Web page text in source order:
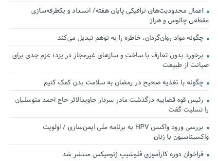
اعمال محدودیت‌های ترافیکی پایان هفته/ انسداد و یکطرفه‌سازی
مقطعی چالوس و هراز
چگونه مواد روان‌گردان، خاطره را به توهم تبدیل می‌کند
برخورد بدون تعارف با ساخت‌ و سازهای غیرمجاز در یزد؛ عزم جدی برای
صیانت از طبیعت
چگونه با تغذیه صحیح در رمضان به سلامت بدن کمک کنیم
رئیس قوه قضاییه درگذشت مادر سردار جاویدالاثر حاج احمد متوسلیان
را تسلیت گفت
بررسی ورود واکسن HPV به برنامه ملی ایمن‌سازی / اولویت
واکسیناسیون با زنان
فراخوان دوره کارآموزی فلوشیپ ژنومیکس منتشر شد